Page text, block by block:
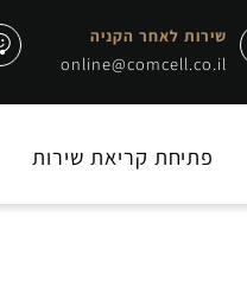
שירות לאחר הקניה
online@comcell.co.il
פתיחת קריאת שירות